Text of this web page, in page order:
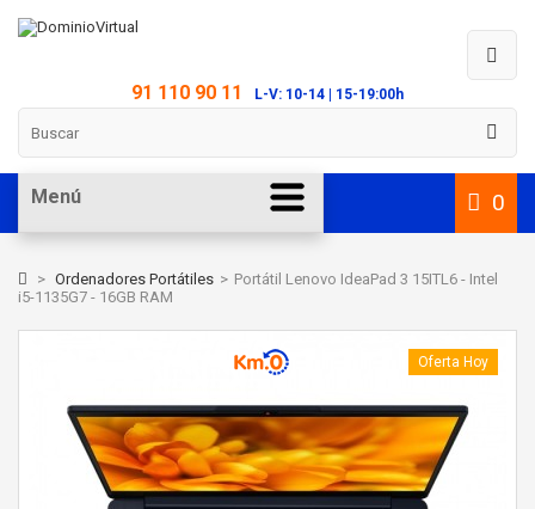
91 110 90 11 L-V: 10-14 | 15-19:00h
0
Menú
> Ordenadores Portátiles > Portátil Lenovo IdeaPad 3 15ITL6 - Intel
i5-1135G7 - 16GB RAM
Oferta Hoy